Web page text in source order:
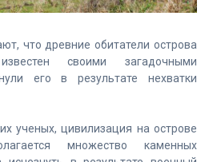
что древние обитатели острова
своими загадочными
его в результате нехватки
ученых, цивилизация на острове
множество каменных